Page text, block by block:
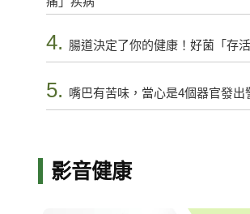
4. 腸道決定了你的健康！好菌「存
5. 嘴巴有苦味，當心是4個器官發出
影音健康